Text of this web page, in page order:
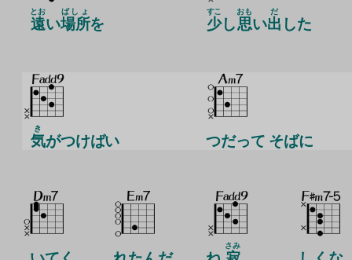
遠
とお
い場所
ばしょ
を 少
すこ
し思
おも
い出
だ
した
気
き
がつけばい つだって そばに
さみ